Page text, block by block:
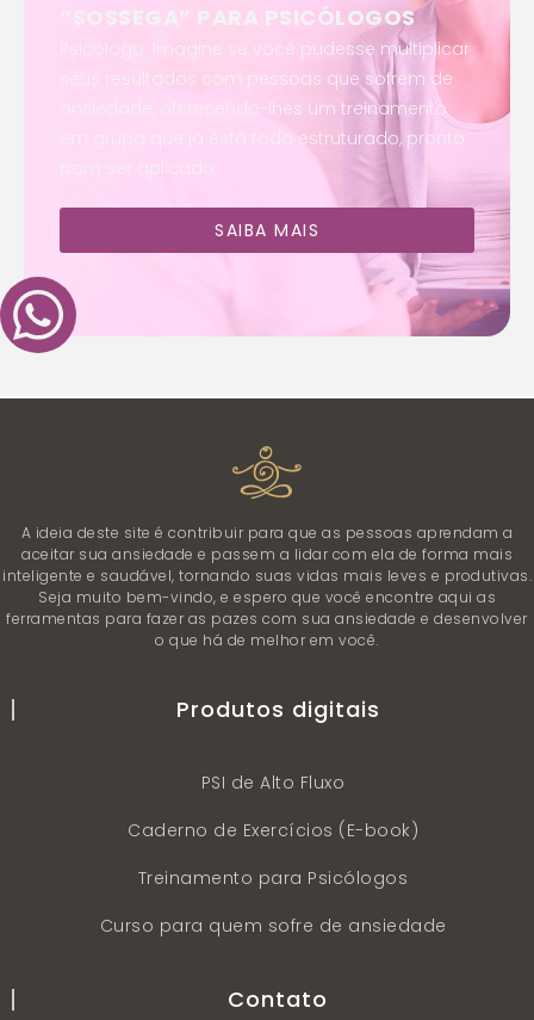
“SOSSEGA” PARA PSICÓLOGOS
Psicólogo: imagine se você pudesse multiplicar
seus resultados com pessoas que sofrem de
ansiedade, oferecendo-lhes um treinamento
em grupo que já está todo estruturado, pronto
para ser aplicado.
SAIBA MAIS
A ideia deste site é contribuir para que as pessoas aprendam a
aceitar sua ansiedade e passem a lidar com ela de forma mais
inteligente e saudável, tornando suas vidas mais leves e produtivas.
Seja muito bem-vindo, e espero que você encontre aqui as
ferramentas para fazer as pazes com sua ansiedade e desenvolver
o que há de melhor em você.
Produtos digitais
PSI de Alto Fluxo
Caderno de Exercícios (E-book)
Treinamento para Psicólogos
Curso para quem sofre de ansiedade
Contato